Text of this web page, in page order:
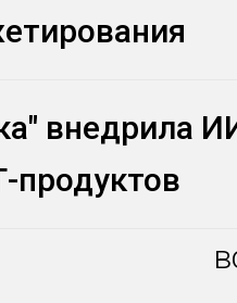
внедрила
продуктов